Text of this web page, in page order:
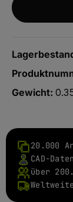
Gewicht:
20.000
CAD-
über